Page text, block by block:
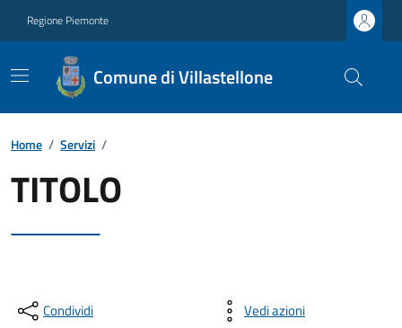
Regione Piemonte
Comune di Villastellone
Home / Servizi /
TITOLO
Condividi Vedi azioni